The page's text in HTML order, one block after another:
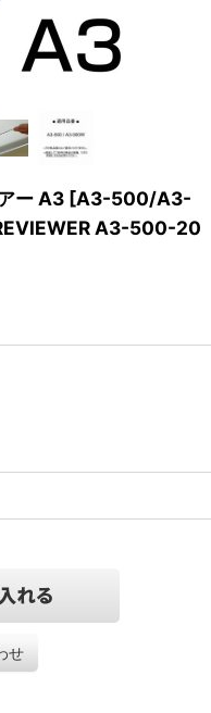
アー A3 [A3-500/A3-
A3-500-20
せ